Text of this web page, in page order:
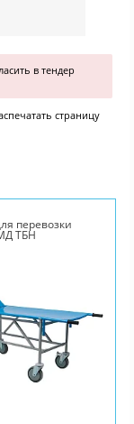
в тендер
страницу
перевозки
ТБН